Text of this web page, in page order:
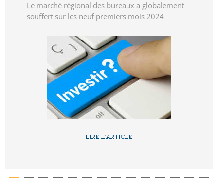
Le marché régional des bureaux a globalement
souffert sur les neuf premiers mois 2024
LIRE L'ARTICLE